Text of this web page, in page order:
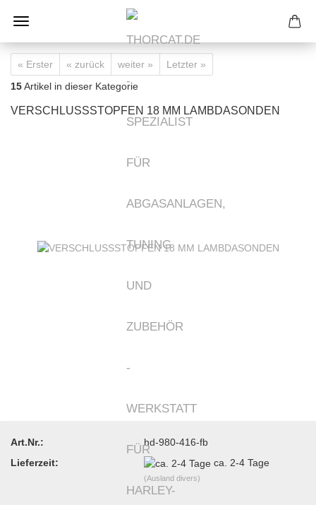
« Erster « zurück weiter »
Letzter »
15Artikel in dieser Kategorie
VERSCHLUSSSTOPFEN 18 MM LAMBDASONDEN
Art.Nr.:
hd-980-416-fb
Lieferzeit:
ca. 2-4 Tage
(Ausland divers)